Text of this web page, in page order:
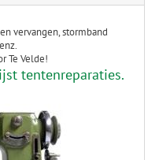
vervangen, stormband
Te Velde!
tentenreparaties.